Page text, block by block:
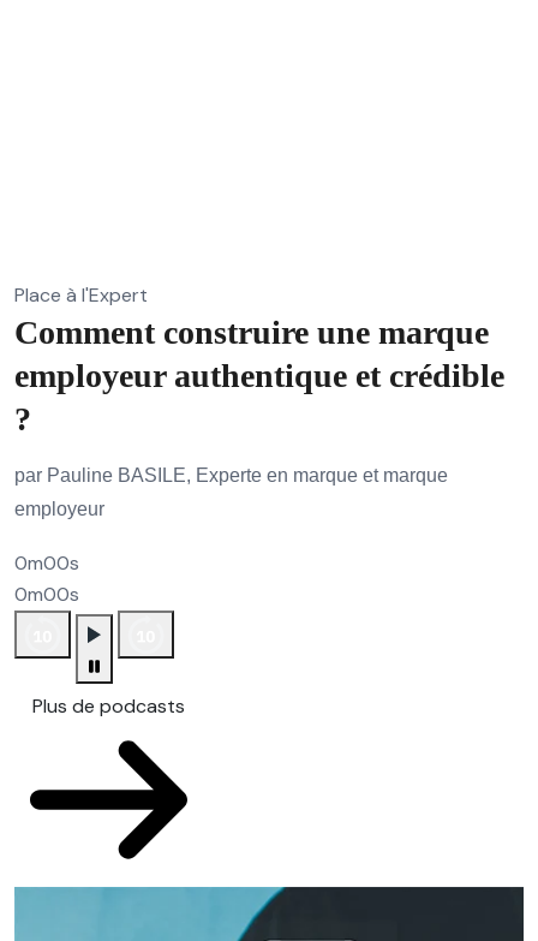
Place à l'Expert
Comment construire une marque
employeur authentique et crédible
?
par Pauline BASILE, Experte en marque et marque
employeur
0m00s
0m00s
Plus de podcasts